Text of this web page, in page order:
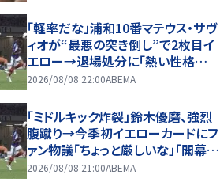
「軽率だな」浦和10番マテウス・サヴ
ィオが“最悪の突き倒し”で2枚目イ
エロー→退場処分に「熱い性格が
裏目に出たか」
2026/08/08 22:00ABEMA
「ミドルキック炸裂」鈴木優磨、強烈
腹蹴り→今季初イエローカードにフ
ァン物議「ちょっと厳しいな」「開幕戦
からお祖母様に怒られる」
2026/08/08 21:00ABEMA